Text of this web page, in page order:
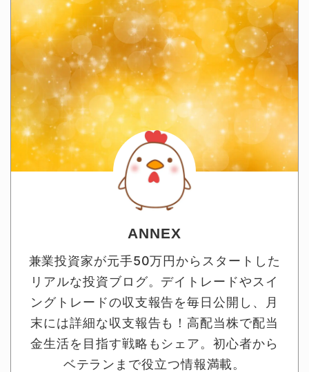
ANNEX
兼業投資家が元手50万円からスタートした
リアルな投資ブログ。デイトレードやスイ
ングトレードの収支報告を毎日公開し、月
末には詳細な収支報告も！高配当株で配当
金生活を目指す戦略もシェア。初心者から
ベテランまで役立つ情報満載。